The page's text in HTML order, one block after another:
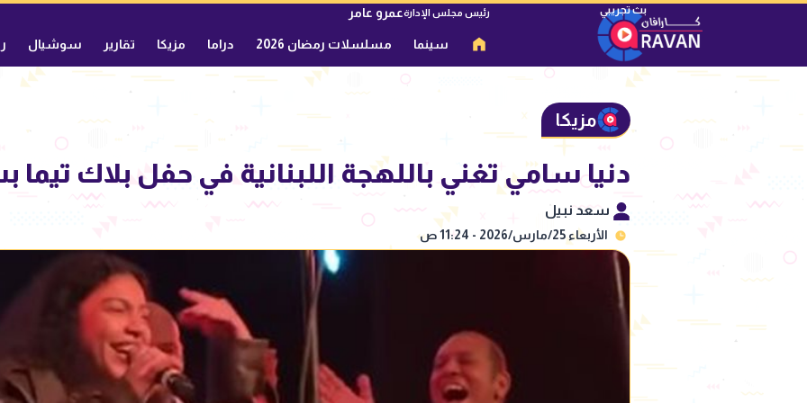
رئيس مجلس الإدارةعمرو عامر
سينما مسلسلات رمضان 2026 دراما مزيكا تقارير سوشيال
مزيكا
دنيا سامي تغني باللهجة اللبنانية في حفل بلاك تيما
سعد نبيل
الأربعاء 25/مارس/2026 - 11:24 ص